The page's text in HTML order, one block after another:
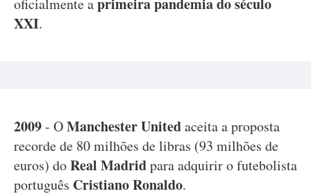
XXI.
2009- OManchester Unitedaceita a proposta
recorde de 80 milhões de libras (93 milhões de
euros) doReal Madridpara adquirir o futebolista
português Cristiano Ronaldo.